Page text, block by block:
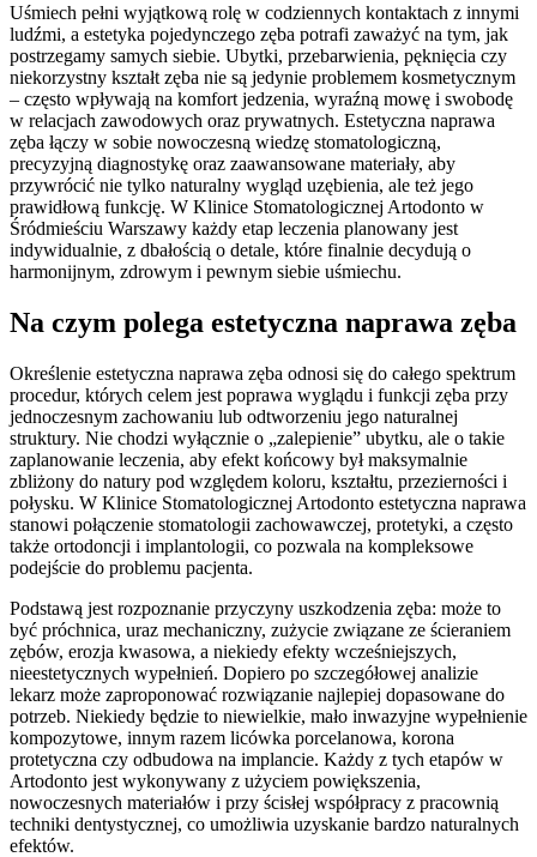
Uśmiech pełni wyjątkową rolę w codziennych kontaktach z innymi
ludźmi, a estetyka pojedynczego zęba potrafi zaważyć na tym, jak
postrzegamy samych siebie. Ubytki, przebarwienia, pęknięcia czy
niekorzystny kształt zęba nie są jedynie problemem kosmetycznym
– często wpływają na komfort jedzenia, wyraźną mowę i swobodę
w relacjach zawodowych oraz prywatnych. Estetyczna naprawa
zęba łączy w sobie nowoczesną wiedzę stomatologiczną,
precyzyjną diagnostykę oraz zaawansowane materiały, aby
przywrócić nie tylko naturalny wygląd uzębienia, ale też jego
prawidłową funkcję. W Klinice Stomatologicznej Artodonto w
Śródmieściu Warszawy każdy etap leczenia planowany jest
indywidualnie, z dbałością o detale, które finalnie decydują o
harmonijnym, zdrowym i pewnym siebie uśmiechu.
Na czym polega estetyczna naprawa zęba
Określenie estetyczna naprawa zęba odnosi się do całego spektrum
procedur, których celem jest poprawa wyglądu i funkcji zęba przy
jednoczesnym zachowaniu lub odtworzeniu jego naturalnej
struktury. Nie chodzi wyłącznie o „zalepienie” ubytku, ale o takie
zaplanowanie leczenia, aby efekt końcowy był maksymalnie
zbliżony do natury pod względem koloru, kształtu, przezierności i
połysku. W Klinice Stomatologicznej Artodonto estetyczna naprawa
stanowi połączenie stomatologii zachowawczej, protetyki, a często
także ortodoncji i implantologii, co pozwala na kompleksowe
podejście do problemu pacjenta.
Podstawą jest rozpoznanie przyczyny uszkodzenia zęba: może to
być próchnica, uraz mechaniczny, zużycie związane ze ścieraniem
zębów, erozja kwasowa, a niekiedy efekty wcześniejszych,
nieestetycznych wypełnień. Dopiero po szczegółowej analizie
lekarz może zaproponować rozwiązanie najlepiej dopasowane do
potrzeb. Niekiedy będzie to niewielkie, mało inwazyjne wypełnienie
kompozytowe, innym razem licówka porcelanowa, korona
protetyczna czy odbudowa na implancie. Każdy z tych etapów w
Artodonto jest wykonywany z użyciem powiększenia,
nowoczesnych materiałów i przy ścisłej współpracy z pracownią
techniki dentystycznej, co umożliwia uzyskanie bardzo naturalnych
efektów.